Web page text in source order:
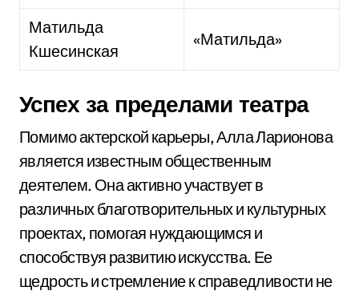
Матильда
Кшесинская
«Матильда»
Успех за пределами театра
Помимо актерской карьеры, Алла Ларионова
является известным общественным
деятелем. Она активно участвует в
различных благотворительных и культурных
проектах, помогая нуждающимся и
способствуя развитию искусства. Ее
щедрость и стремление к справедливости не